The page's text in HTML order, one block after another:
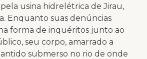
usina hidrelétrica de Jirau,
Enquanto suas denúncias
forma de inquéritos junto ao
seu corpo, amarrado a
submerso no rio de onde